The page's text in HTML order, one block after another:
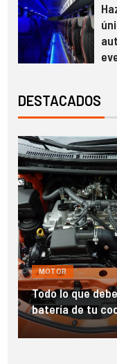
DESTACADOS
MOTOR
Todo lo que
batería de tu